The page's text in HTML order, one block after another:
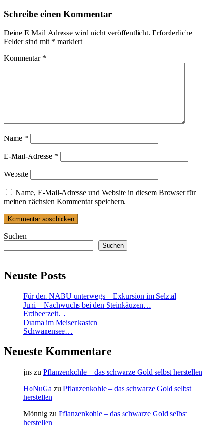
Schreibe einen Kommentar
Deine E-Mail-Adresse wird nicht veröffentlicht. Erforderliche
Felder sind mit * markiert
Kommentar *
Name *
E-Mail-Adresse *
Website
Name, E-Mail-Adresse und Website in diesem Browser für
meinen nächsten Kommentar speichern.
Suchen
Suchen
Neuste Posts
Für den NABU unterwegs – Exkursion im Selztal
Juni – Nachwuchs bei den Steinkäuzen…
Erdbeerzeit…
Drama im Meisenkasten
Schwanensee…
Neueste Kommentare
jns zu Pflanzenkohle – das schwarze Gold selbst herstellen
HoNuGa zu Pflanzenkohle – das schwarze Gold selbst
herstellen
Mönnig zu Pflanzenkohle – das schwarze Gold selbst
herstellen